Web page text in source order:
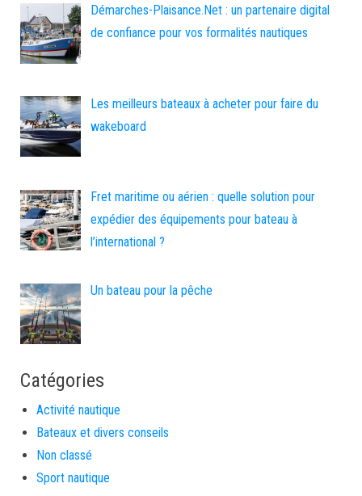
Démarches-Plaisance.Net : un partenaire digital
de confiance pour vos formalités nautiques
Les meilleurs bateaux à acheter pour faire du
wakeboard
Fret maritime ou aérien : quelle solution pour
expédier des équipements pour bateau à
l’international ?
Un bateau pour la pêche
Catégories
Activité nautique
Bateaux et divers conseils
Non classé
Sport nautique